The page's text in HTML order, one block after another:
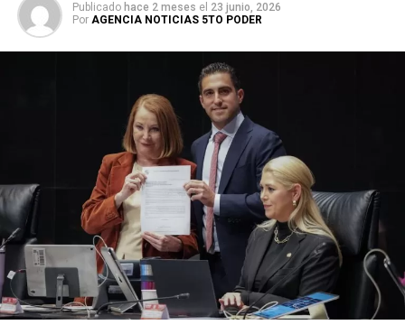
Publicado hace 2 meses el 23 junio, 2026
Por AGENCIA NOTICIAS 5TO PODER